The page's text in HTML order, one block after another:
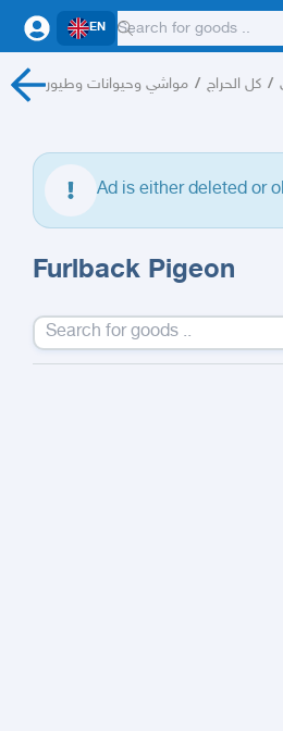
EN
مواشي وحيوانات وطيور / كل الحراج /
Ad is either deleted or
Furlback Pigeon